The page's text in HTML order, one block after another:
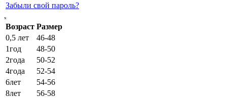
Забыли свой пароль?
ₓ
Возраст Размер
0,5 лет
46-48
1год
48-50
2года
50-52
4года
52-54
6лет
54-56
8лет
56-58